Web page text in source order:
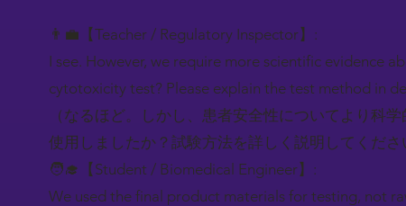
👨‍💼【Teacher / Regulatory Inspector】:
I see. However, we require more scientific evidence
cytotoxicity test? Please explain the test method in
（なるほど。しかし、患者安全性についてより科
使用しましたか？試験方法を詳しく説明してくださ
🧑‍🎓【Student / Biomedical Engineer】:
We used the final product materials for testing, not